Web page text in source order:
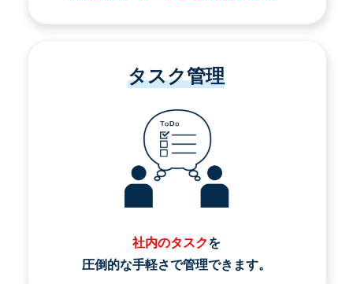
タスク管理
社内のタスクを
圧倒的な手軽さで管理できます。